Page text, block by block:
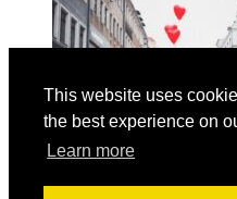
This website uses
the best experience on
Learn more
Der